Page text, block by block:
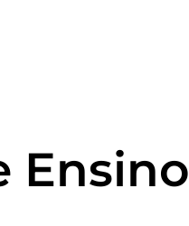
Ensino